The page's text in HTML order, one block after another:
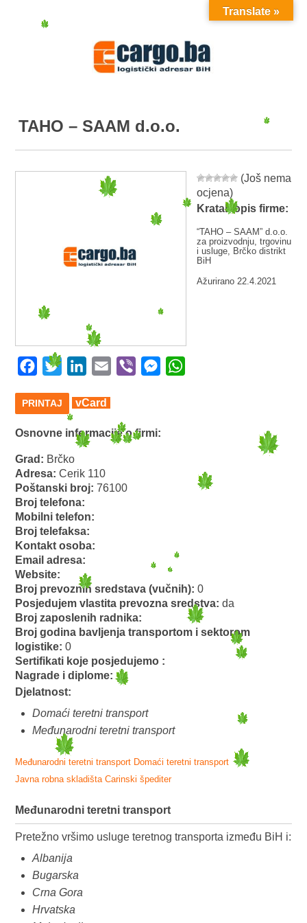
MENU
TAHO – SAAM d.o.o.
(Još nema
ocjena)
Kratak opis firme:
“TAHO – SAAM” d.o.o.
za proizvodnju, trgovinu
i usluge, Brčko distrikt
BiH
Ažurirano 22.4.2021
Facebook
Twitter LinkedIn
Email Viber Messenger
PRINTAJ vCard
Osnovne informacije o firmi:
Grad: Brčko
Adresa:Cerik 110
Poštanski broj:76100
Broj telefona:
Mobilni telefon:
Broj telefaksa:
Kontakt osoba:
Email adresa:
Website:
Broj prevoznih sredstava (vučnih):0
Posjedujem vlastita prevozna sredstva:da
Broj zaposlenih radnika:
Broj godina bavljenja transportom i sektorom
logistike:0
Sertifikati koje posjedujemo :
Nagrade i diplome:
Djelatnost:
Domaći teretni transport
Međunarodni teretni transport
Međunarodni teretni transport Domaći teretni transport
Javna robna skladišta Carinski špediter
Međunarodni teretni transport
Pretežno vršimo usluge teretnog transporta između BiH i:
Albanija
Bugarska
Crna Gora
Hrvatska
Translate »